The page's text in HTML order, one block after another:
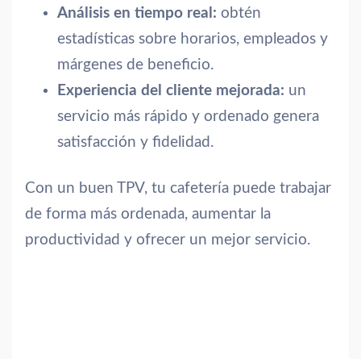
Análisis en tiempo real: obtén
estadísticas sobre horarios, empleados y
márgenes de beneficio.
Experiencia del cliente mejorada: un
servicio más rápido y ordenado genera
satisfacción y fidelidad.
Con un buen TPV, tu cafetería puede trabajar
de forma más ordenada, aumentar la
productividad y ofrecer un mejor servicio.